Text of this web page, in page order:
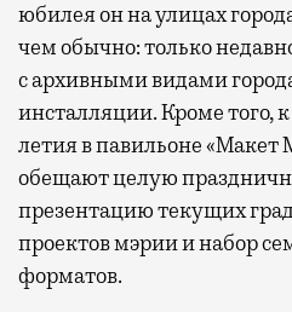
юбилея он на улицах
чем обычно: только
с архивными видами
инсталляции. Кроме того,
летия в павильоне
обещают целую
презентацию текущих
проектов мэрии и набор
форматов.